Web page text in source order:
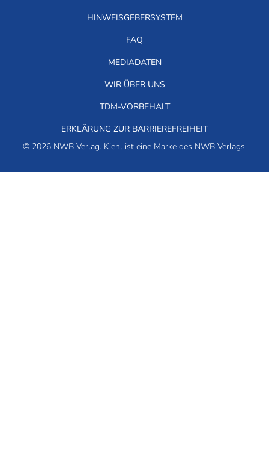
© 2026 NWB Verlag. Kiehl ist eine Marke des NWB Verlags.
HINWEISGEBERSYSTEM
FAQ
MEDIADATEN
WIR ÜBER UNS
TDM-VORBEHALT
ERKLÄRUNG ZUR BARRIEREFREIHEIT